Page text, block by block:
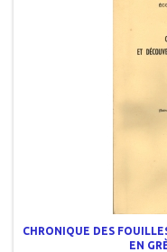
CHRONIQUE DES
EN